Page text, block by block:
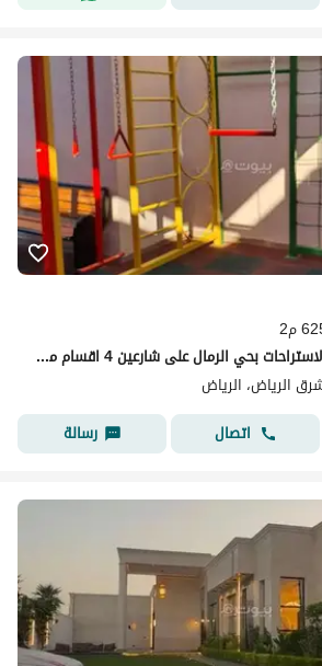
م2
استراحه 625م بمخطط الاستراحات بحي الرمال على شارعين 4 اقسام مؤثثه بالكامل مع صالة العاب اطفال
الرياض، الرياض
اتصال رسالة